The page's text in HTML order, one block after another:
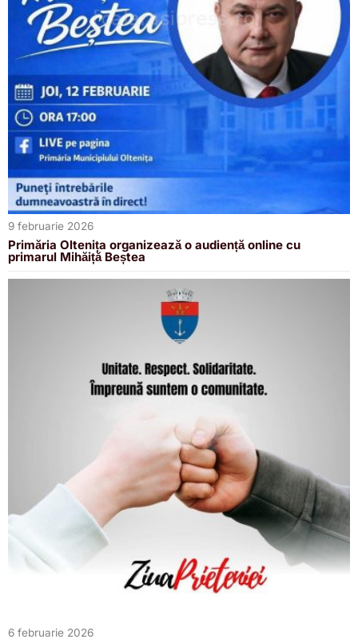
9 februarie 2026
Primăria Oltenița organizează o audiență online cu
primarul Mihăiță Beștea
6 februarie 2026